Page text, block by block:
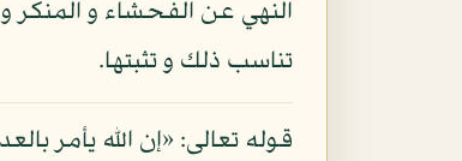
النهي عن الفحشاء و المنكر
تناسب ذلك و تثبتها.
قوله تعالى: «إن الله يأمر